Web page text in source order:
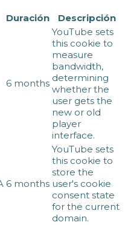
Duración Descripción
6 months
YouTube sets
this cookie to
measure
bandwidth,
determining
whether the
user gets the
new or old
player
interface.
6 months
YouTube sets
this cookie to
store the
user's cookie
consent state
for the current
domain.